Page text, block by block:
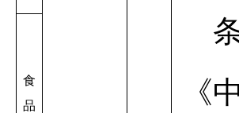
《
食
品